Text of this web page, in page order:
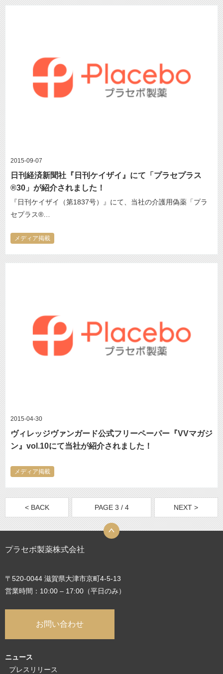
2015-09-07
日刊経済新聞社『日刊ケイザイ』にて「プラセプラス
®30」が紹介されました！
『日刊ケイザイ（第1837号）』にて、当社の介護用偽薬「プラ
セプラス®…
メディア掲載
2015-04-30
ヴィレッジヴァンガード公式フリーペーパー『VVマガジ
ン』vol.10にて当社が紹介されました！
メディア掲載
< BACK PAGE 3 / 4 NEXT >
プラセボ製薬株式会社
〒520-0044 滋賀県大津市京町4-5-13
営業時間：10:00 – 17:00（平日のみ）
お問い合わせ
ニュース
プレスリリース